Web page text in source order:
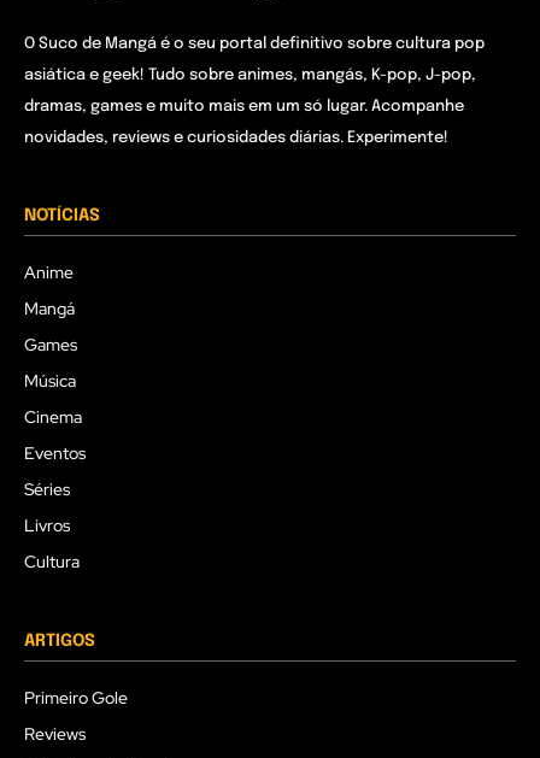
O Suco de Mangá é o seu portal definitivo sobre cultura pop
asiática e geek! Tudo sobre animes, mangás, K-pop, J-pop,
dramas, games e muito mais em um só lugar. Acompanhe
novidades, reviews e curiosidades diárias. Experimente!
NOTÍCIAS
Anime
Mangá
Games
Música
Cinema
Eventos
Séries
Livros
Cultura
ARTIGOS
Primeiro Gole
Reviews